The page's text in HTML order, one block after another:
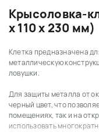
Крысоловка-
х 110 х 230 мм)
Клетка предназначена
металлическую
ловушки.
Для защиты металла от
черный цвет, что
помещениях, так и на
использовать